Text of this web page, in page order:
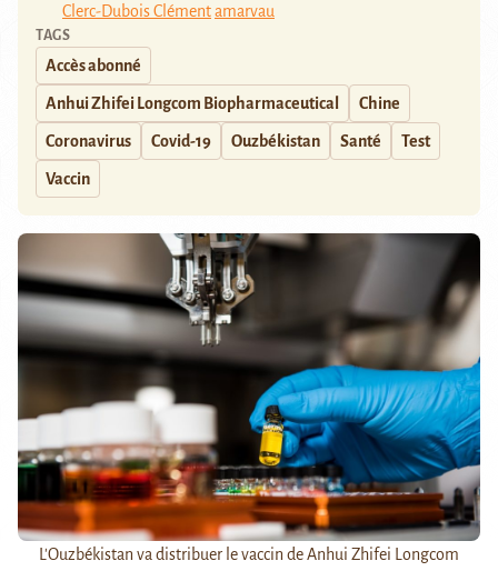
Clerc-Dubois Clémentamarvau
TAGS
Accès abonné
Anhui Zhifei Longcom Biopharmaceutical Chine
Coronavirus Covid-19 Ouzbékistan Santé Test
Vaccin
L'Ouzbékistan va distribuer le vaccin de Anhui Zhifei Longcom